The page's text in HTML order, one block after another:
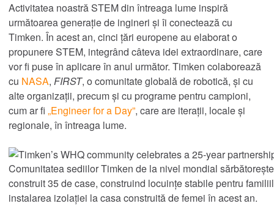
Activitatea noastră STEM din întreaga lume inspiră
următoarea generație de ingineri și îi conectează cu
Timken. În acest an, cinci țări europene au elaborat o
propunere STEM, integrând câteva idei extraordinare, care
vor fi puse în aplicare în anul următor. Timken colaborează
cu NASA, FIRST, o comunitate globală de robotică, și cu
alte organizații, precum și cu programe pentru campioni,
cum ar fi „Engineer for a Day”, care are iterații, locale și
regionale, în întreaga lume.
Comunitatea sediilor Timken de la nivel mondial
construit 35 de case, construind locuințe stabile pentru
instalarea izolației la casa construită de femei în acest an.